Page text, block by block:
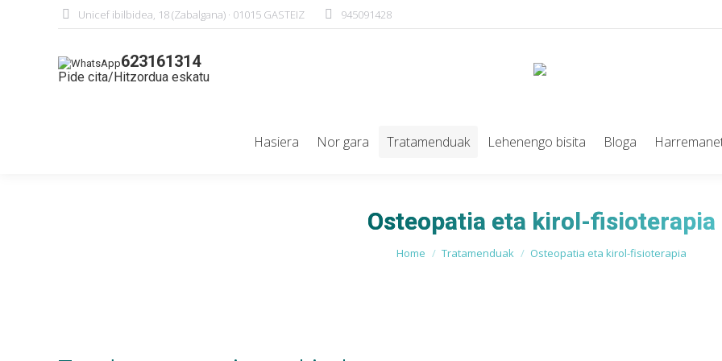
Unicef ibilbidea, 18 (Zabalgana) · 01015 GASTEIZ 945091428
623161314
Pide cita/Hitzordua eskatu
Hasiera Nor gara Tratamenduak Lehenengo bisita Bloga
Osteopatia eta kirol-fisioterapia
You are here:
Home Tratamenduak Osteopatia eta kirol-fisioterapia